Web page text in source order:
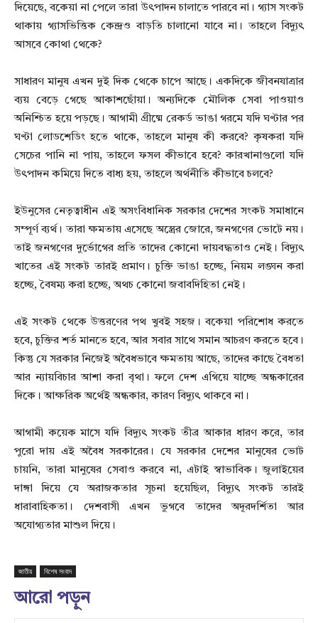
দিয়েছে, বকেয়া না পেলে তারা উৎপাদন চালাতে পারবে না। গ্যাস সংকট
থাকায় গ্যাসভিত্তিক কেন্দ্রও বাড়তি চালানো যাবে না। তাহলে বিদ্যুৎ
আসবে কোথা থেকে?
সাধারণ মানুষ এখন দুই দিক থেকে চাপে আছে। একদিকে জীবনযাত্রার
ব্যয় বেড়ে গেছে আকাশছোঁয়া। অন্যদিকে মৌলিক সেবা পাওয়াও
অনিশ্চিত হয়ে পড়ছে। আগামী গ্রীষ্মে রেকর্ড ভাঙা গরমে যদি ঘণ্টার পর
ঘণ্টা লোডশেডিং হতে থাকে, তাহলে মানুষ কী করবে? কৃষকরা যদি
সেচের পানি না পায়, তাহলে ফসল কীভাবে হবে? কারখানাগুলো যদি
উৎপাদন কমিয়ে দিতে বাধ্য হয়, তাহলে অর্থনীতি কীভাবে চলবে?
ইউনুসের নেতৃত্বাধীন এই অসংবিধানিক সরকার দেশের সংকট সমাধানে
সম্পূর্ণ ব্যর্থ। তারা ক্ষমতায় এসেছে অস্ত্রের জোরে, জনগণের ভোটে নয়।
তাই জনগণের দুর্ভোগের প্রতি তাদের কোনো দায়বদ্ধতাও নেই। বিদ্যুৎ
খাতের এই সংকট তারই প্রমাণ। চুক্তি ভাঙা হচ্ছে, নিয়ম লঙ্ঘন করা
হচ্ছে, বৈষম্য করা হচ্ছে, অথচ কোনো জবাবদিহিতা নেই।
এই সংকট থেকে উত্তরণের পথ খুবই সহজ। বকেয়া পরিশোধ করতে
হবে, চুক্তির শর্ত মানতে হবে, আর সবার সাথে সমান আচরণ করতে হবে।
কিন্তু যে সরকার নিজেই অবৈধভাবে ক্ষমতায় আছে, তাদের কাছে বৈধতা
আর ন্যায়বিচার আশা করা বৃথা। ফলে দেশ এগিয়ে যাচ্ছে অন্ধকারের
দিকে। আক্ষরিক অর্থেই অন্ধকার, কারণ বিদ্যুৎ থাকবে না।
আগামী কয়েক মাসে যদি বিদ্যুৎ সংকট তীব্র আকার ধারণ করে, তার
পুরো দায় এই অবৈধ সরকারের। যে সরকার দেশের মানুষের ভোট
চায়নি, তারা মানুষের সেবাও করবে না, এটাই স্বাভাবিক। জুলাইয়ের
দাঙ্গা দিয়ে যে অরাজকতার সূচনা হয়েছিল, বিদ্যুৎ সংকট তারই
ধারাবাহিকতা। দেশবাসী এখন ভুগবে তাদের অদূরদর্শিতা আর
অযোগ্যতার মাশুল দিয়ে।
জাতীয় বিশেষ সংবাদ
আরো পড়ুন